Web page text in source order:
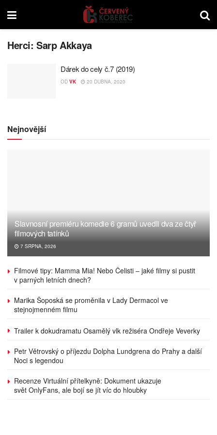
Herci:Sarp Akkaya
Dárek do cely č.7 (2019)
OD VK 20 DUBNA, 2020
Nejnovější
Slavnosní premiéru komedie 6 gramů uvedli dva ze čtyř
filmových tatínků
7 SRPNA, 2026
Filmové tipy: Mamma Mia! Nebo Čelisti – jaké filmy si pustit
v parných letních dnech?
Marika Šoposká se proměnila v Lady Dermacol ve
stejnojmenném filmu
Trailer k dokudramatu Osamělý vlk režiséra Ondřeje Veverky
Petr Větrovský o příjezdu Dolpha Lundgrena do Prahy a další
Noci s legendou
Recenze Virtuální přítelkyně: Dokument ukazuje
svět OnlyFans, ale bojí se jít víc do hloubky